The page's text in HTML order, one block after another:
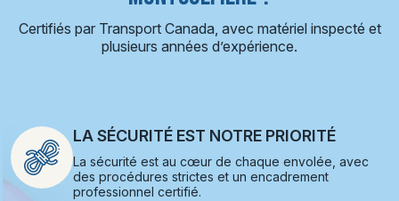
Certifiés par Transport Canada, avec matériel inspecté et
plusieurs années d’expérience.
LA SÉCURITÉ EST NOTRE PRIORITÉ
La sécurité est au cœur de chaque envolée, avec
des procédures strictes et un encadrement
professionnel certifié.